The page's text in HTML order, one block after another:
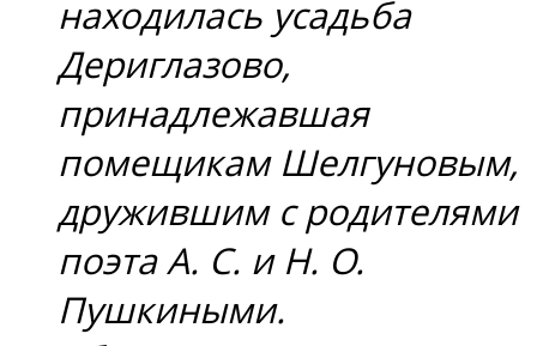
находилась усадьба
Дериглазово,
принадлежавшая
помещикам Шелгуновым,
дружившим с родителями
поэта А. С. и Н. О.
Пушкиными.